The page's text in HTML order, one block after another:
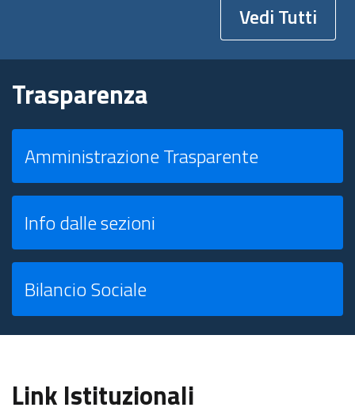
Vedi Tutti
Trasparenza
Amministrazione Trasparente
Info dalle sezioni
Bilancio Sociale
Link Istituzionali